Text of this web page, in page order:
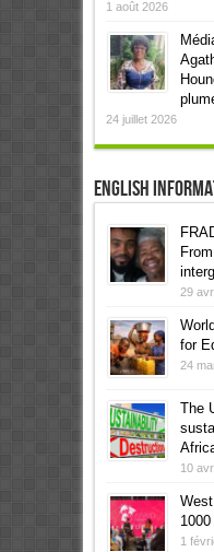
1 août 2026
24 juillet 2026
English
29
for
24
The
10
1